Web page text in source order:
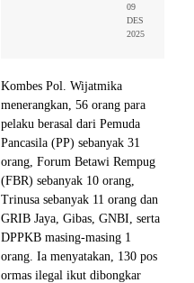
09
DES
2025
Kombes Pol. Wijatmika
menerangkan, 56 orang para
pelaku berasal dari Pemuda
Pancasila (PP) sebanyak 31
orang, Forum Betawi Rempug
(FBR) sebanyak 10 orang,
Trinusa sebanyak 11 orang dan
GRIB Jaya, Gibas, GNBI, serta
DPPKB masing-masing 1
orang. Ia menyatakan, 130 pos
ormas ilegal ikut dibongkar